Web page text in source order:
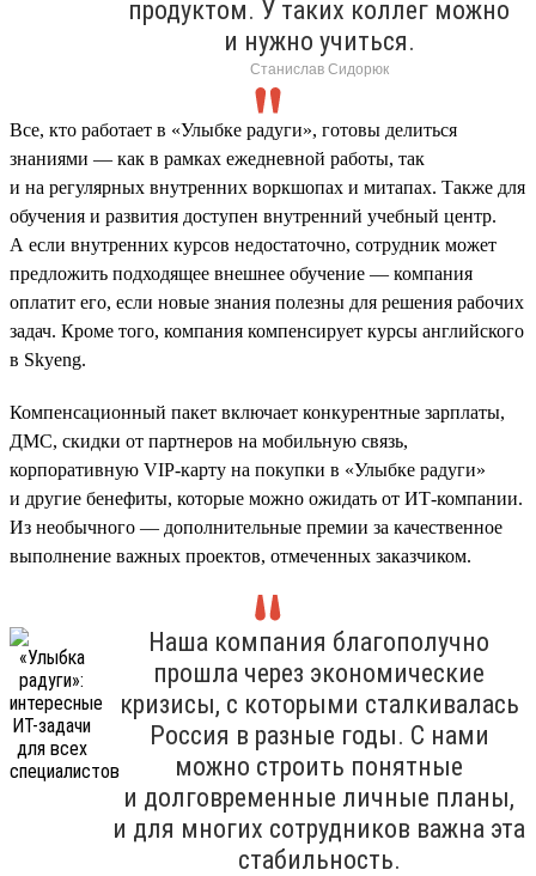
продуктом. У таких коллег можно
и нужно учиться.
Станислав Сидорюк
Все, кто работает в «Улыбке радуги», готовы делиться
знаниями — как в рамках ежедневной работы, так
и на регулярных внутренних воркшопах и митапах. Также для
обучения и развития доступен внутренний учебный центр.
А если внутренних курсов недостаточно, сотрудник может
предложить подходящее внешнее обучение — компания
оплатит его, если новые знания полезны для решения рабочих
задач. Кроме того, компания компенсирует курсы английского
в Skyeng.
Компенсационный пакет включает конкурентные зарплаты,
ДМС, скидки от партнеров на мобильную связь,
корпоративную VIP-карту на покупки в «Улыбке радуги»
и другие бенефиты, которые можно ожидать от ИТ-компании.
Из необычного — дополнительные премии за качественное
выполнение важных проектов, отмеченных заказчиком.
Наша компания благополучно
прошла через экономические
кризисы, с которыми сталкивалась
Россия в разные годы. С нами
можно строить понятные
и долговременные личные планы,
и для многих сотрудников важна эта
стабильность.